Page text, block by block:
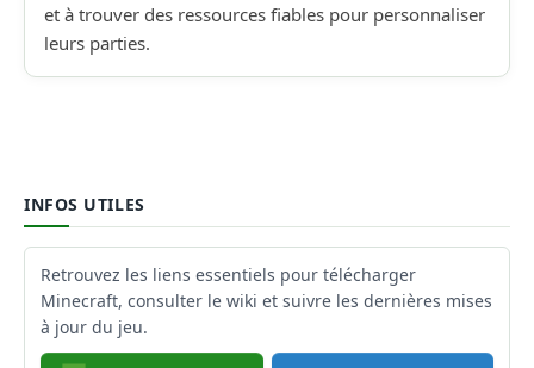
et à trouver des ressources fiables pour personnaliser
leurs parties.
INFOS UTILES
Retrouvez les liens essentiels pour télécharger
Minecraft, consulter le wiki et suivre les dernières mises
à jour du jeu.